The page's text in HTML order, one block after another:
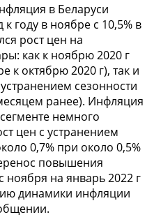
в Беларуси
к году в ноябре с 10,5% в
рост цен на
как к ноябрю 2020 г
к октябрю 2020 г), так и
сезонности
ранее). Инфляция
немного
цен с устранением
0,7% при около 0,5%
повышения
ноября на январь 2022 г
динамики инфляции